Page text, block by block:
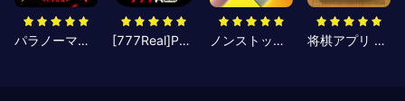
パラノーマルナイト～七不思議～ [777Real]Pモンスターハンターライズ ノンストップナイト2 - Action RPG 将棋アプリ 百鍛将棋 -初心者でも楽しく遊べる本格ゲーム-